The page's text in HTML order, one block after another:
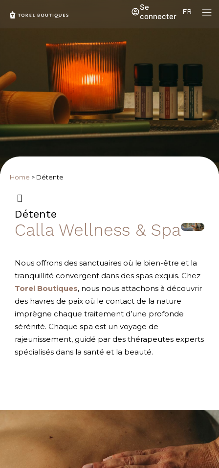
FR
Se
connecter
Home > Détente
Détente
Calla Wellness & Spa
Nous offrons des sanctuaires où le bien-être et la
tranquillité convergent dans des spas exquis. Chez
Torel Boutiques, nous nous attachons à découvrir
des havres de paix où le contact de la nature
imprègne chaque traitement d’une profonde
sérénité. Chaque spa est un voyage de
rajeunissement, guidé par des thérapeutes experts
spécialisés dans la santé et la beauté.